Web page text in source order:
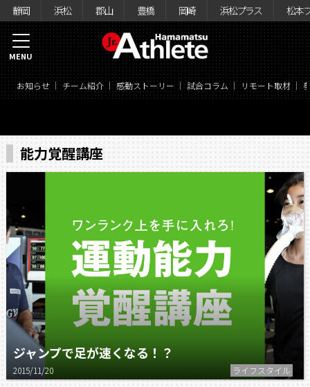
静岡 浜松 郡山 豊橋 岡崎 浜松プラス 松本
お知らせ チーム紹介 感動ストーリー 試合コラム リモート取材
MENU
能力覚醒講座
ジャンプで足が速くなる！？
2015/11/20 ライフスタイル